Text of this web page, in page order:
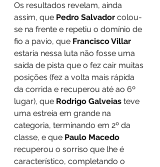
Os resultados revelam, ainda
assim, que Pedro Salvador colou-
se na frente e repetiu o domínio de
fio a pavio, que Francisco Villar
estaria nessa luta não fosse uma
saída de pista que o fez cair muitas
posições (fez a volta mais rápida
da corrida e recuperou até ao 6º
lugar), que Rodrigo Galveias teve
uma estreia em grande na
categoria, terminando em 2º da
classe, e que Paulo Macedo
recuperou o sorriso que lhe é
característico, completando o